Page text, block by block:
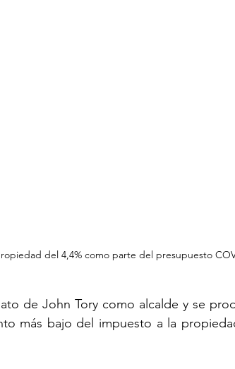
del 4,4% como parte del presupuesto
de John Tory como alcalde y se
más bajo del impuesto a la